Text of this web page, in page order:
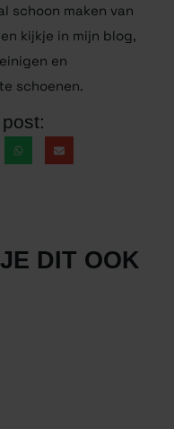
schoon maken van
kijkje in mijn blog,
en
schoenen.
DIT OOK